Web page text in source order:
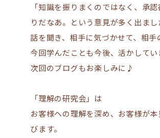
「知識を振りまくのではなく、承
りだなあ。という意見が多く出まし
話を聞き、相手に気づかせて、相
今回学んだことも今後、活かしてい
次回のブログもお楽しみに♪
「理解の研究会」は
お客様への理解を深め、お客様が
びます。